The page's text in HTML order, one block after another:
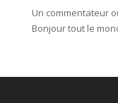
Un commentateur
Bonjour tout le